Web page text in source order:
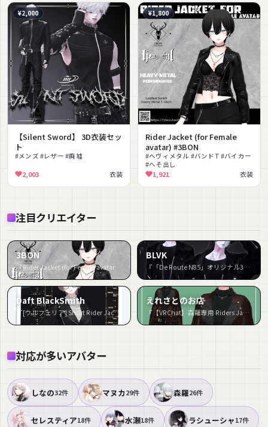
¥2,000
【Silent Sword】 3D衣装セッ
ト
#メンズ #レザー #廃墟
2,003 衣装
¥1,800
Rider Jacket (for Female
avatar) #3BON
#ヘヴィメタル #バンドT #バイカー
#へそ出し
1,921 衣装
注目クリエイター
3BON
『Rider Jacket (for Female avatar) #3BON』など3件
BLVK
『「De Route N85」オリジナル3D衣装』など2件
Daft BlackSmith
『[ウルフェリア] Short Rider Jacket』など2件
えれさとのお店
『【VRChat】森羅専用 Riders Jacket Set（MA対応）』など2件
対応が多いアバター
しなの32件 マヌカ29件 森羅26件
セレスティア18件 水瀬18件 ラシューシャ17件